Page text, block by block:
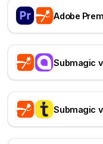
Adobe
Submagic
Submagic